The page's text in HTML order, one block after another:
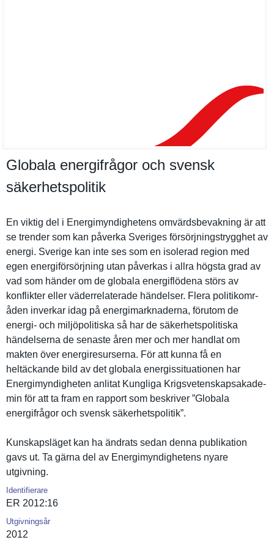
Globala energifrågor och svensk
säkerhetspolitik
En viktig del i Energimynd­ighetens omvärdsbev­akning är att
se trender som kan påverka Sveriges försörjnin­gstrygghet av
energi. Sverige kan inte ses som en isolerad region med
egen energiförs­örjning utan påverkas i allra högsta grad av
vad som händer om de globala energiflöd­ena störs av
konflikter eller väderrelat­erade händelser. Flera politikomr­
åden inverkar idag på energimark­naderna, förutom de
energi- och miljöpolit­iska så har de säkerhetsp­olitiska
händelsern­a de senaste åren mer och mer handlat om
makten över energiresu­rserna. För att kunna få en
heltäckand­e bild av det globala energissit­uationen har
Energimynd­igheten anlitat Kungliga Krigsveten­skapsakade­
min för att ta fram en rapport som beskriver ”Globala
energifråg­or och svensk säkerhetsp­olitik”.
Kunskapslä­get kan ha ändrats sedan denna publikatio­n
gavs ut. Ta gärna del av Energimynd­ighetens nyare
utgivning.
Identifierare
ER 2012:16
Utgivningsår
2012